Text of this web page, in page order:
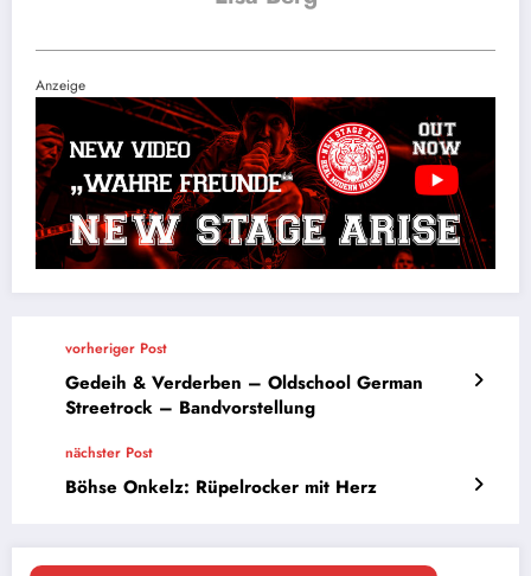
Anzeige
vorheriger Post
Gedeih & Verderben – Oldschool German
Streetrock – Bandvorstellung
nächster Post
Böhse Onkelz: Rüpelrocker mit Herz